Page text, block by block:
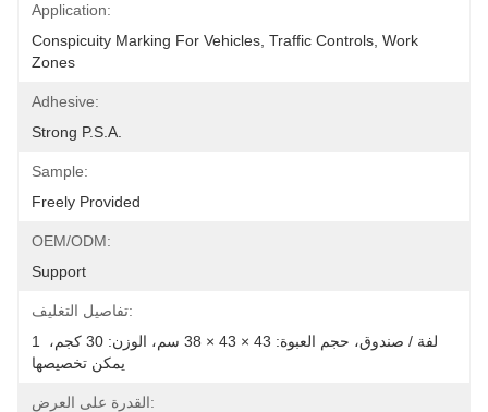
Application:
Conspicuity Marking For Vehicles, Traffic Controls, Work
Zones
Adhesive:
Strong P.S.A.
Sample:
Freely Provided
OEM/ODM:
Support
تفاصيل التغليف:
1 لفة / صندوق، حجم العبوة: 43 × 43 × 38 سم، الوزن: 30 كجم،
يمكن تخصيصها
القدرة على العرض: